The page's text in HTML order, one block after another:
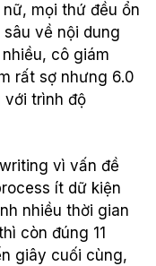
nữ, mọi thứ đều ổn
sâu về nội dung
nhiều, cô giám
rất sợ nhưng 6.0
với trình độ
writing vì vấn đề
ít dữ kiện
nhiều thời gian
còn đúng 11
giây cuối cùng,